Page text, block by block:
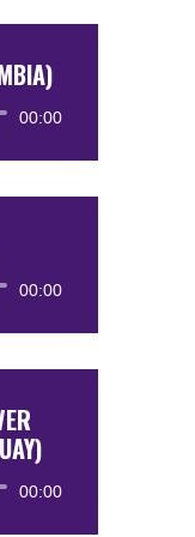
00:00
00:00
00:00